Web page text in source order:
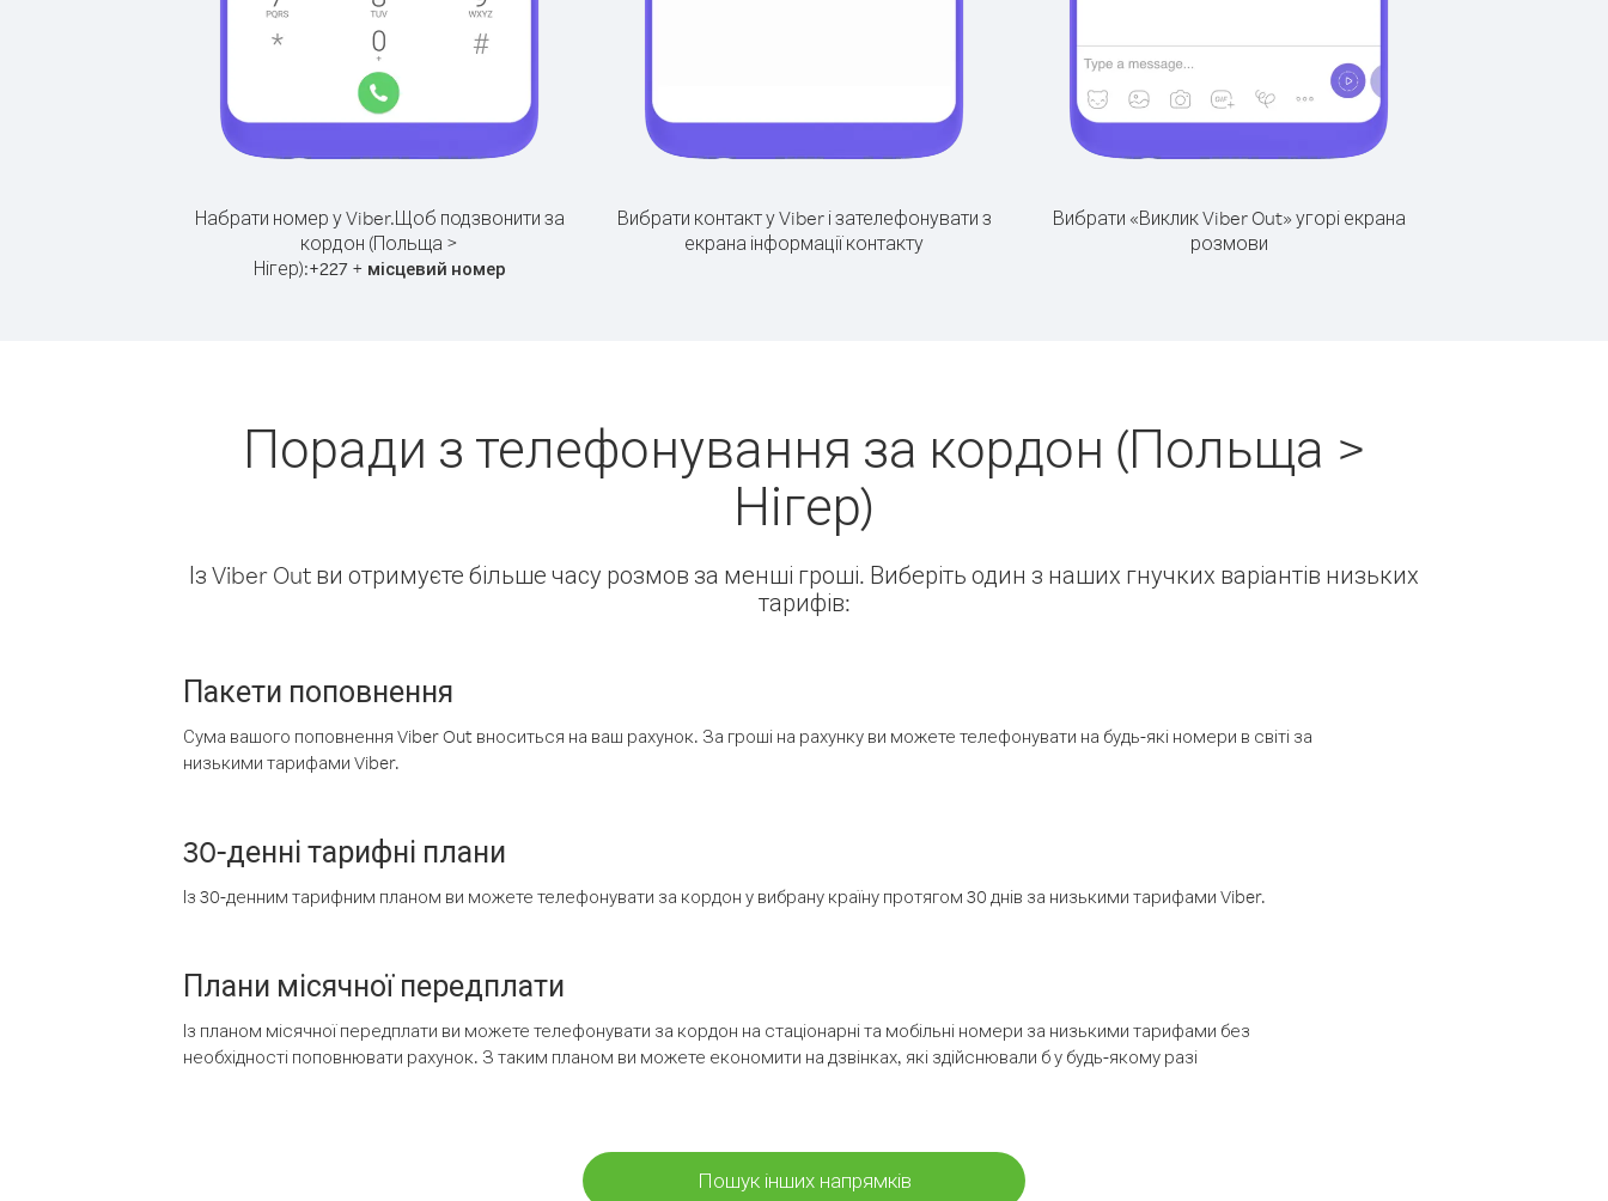
Набрати номер у Viber.Щоб подзвонити за
кордон (Польща >
Нігер):+227+ місцевий номер
Вибрати контакт у Viber і зателефонувати з
екрана інформації контакту
Вибрати «Виклик Viber Out» угорі екрана
розмови
Поради з телефонування за кордон (Польща >
Нігер)
Із Viber Out ви отримуєте більше часу розмов за менші гроші. Виберіть один з наших гнучких варіантів низьких
тарифів:
Пакети поповнення
Сума вашого поповнення Viber Out вноситься на ваш рахунок. За гроші на рахунку ви можете телефонувати на будь-які номери в світі за
низькими тарифами Viber.
30-денні тарифні плани
Із 30-денним тарифним планом ви можете телефонувати за кордон у вибрану країну протягом 30 днів за низькими тарифами Viber.
Плани місячної передплати
Із планом місячної передплати ви можете телефонувати за кордон на стаціонарні та мобільні номери за низькими тарифами без
необхідності поповнювати рахунок. З таким планом ви можете економити на дзвінках, які здійснювали б у будь-якому разі
Пошук інших напрямків